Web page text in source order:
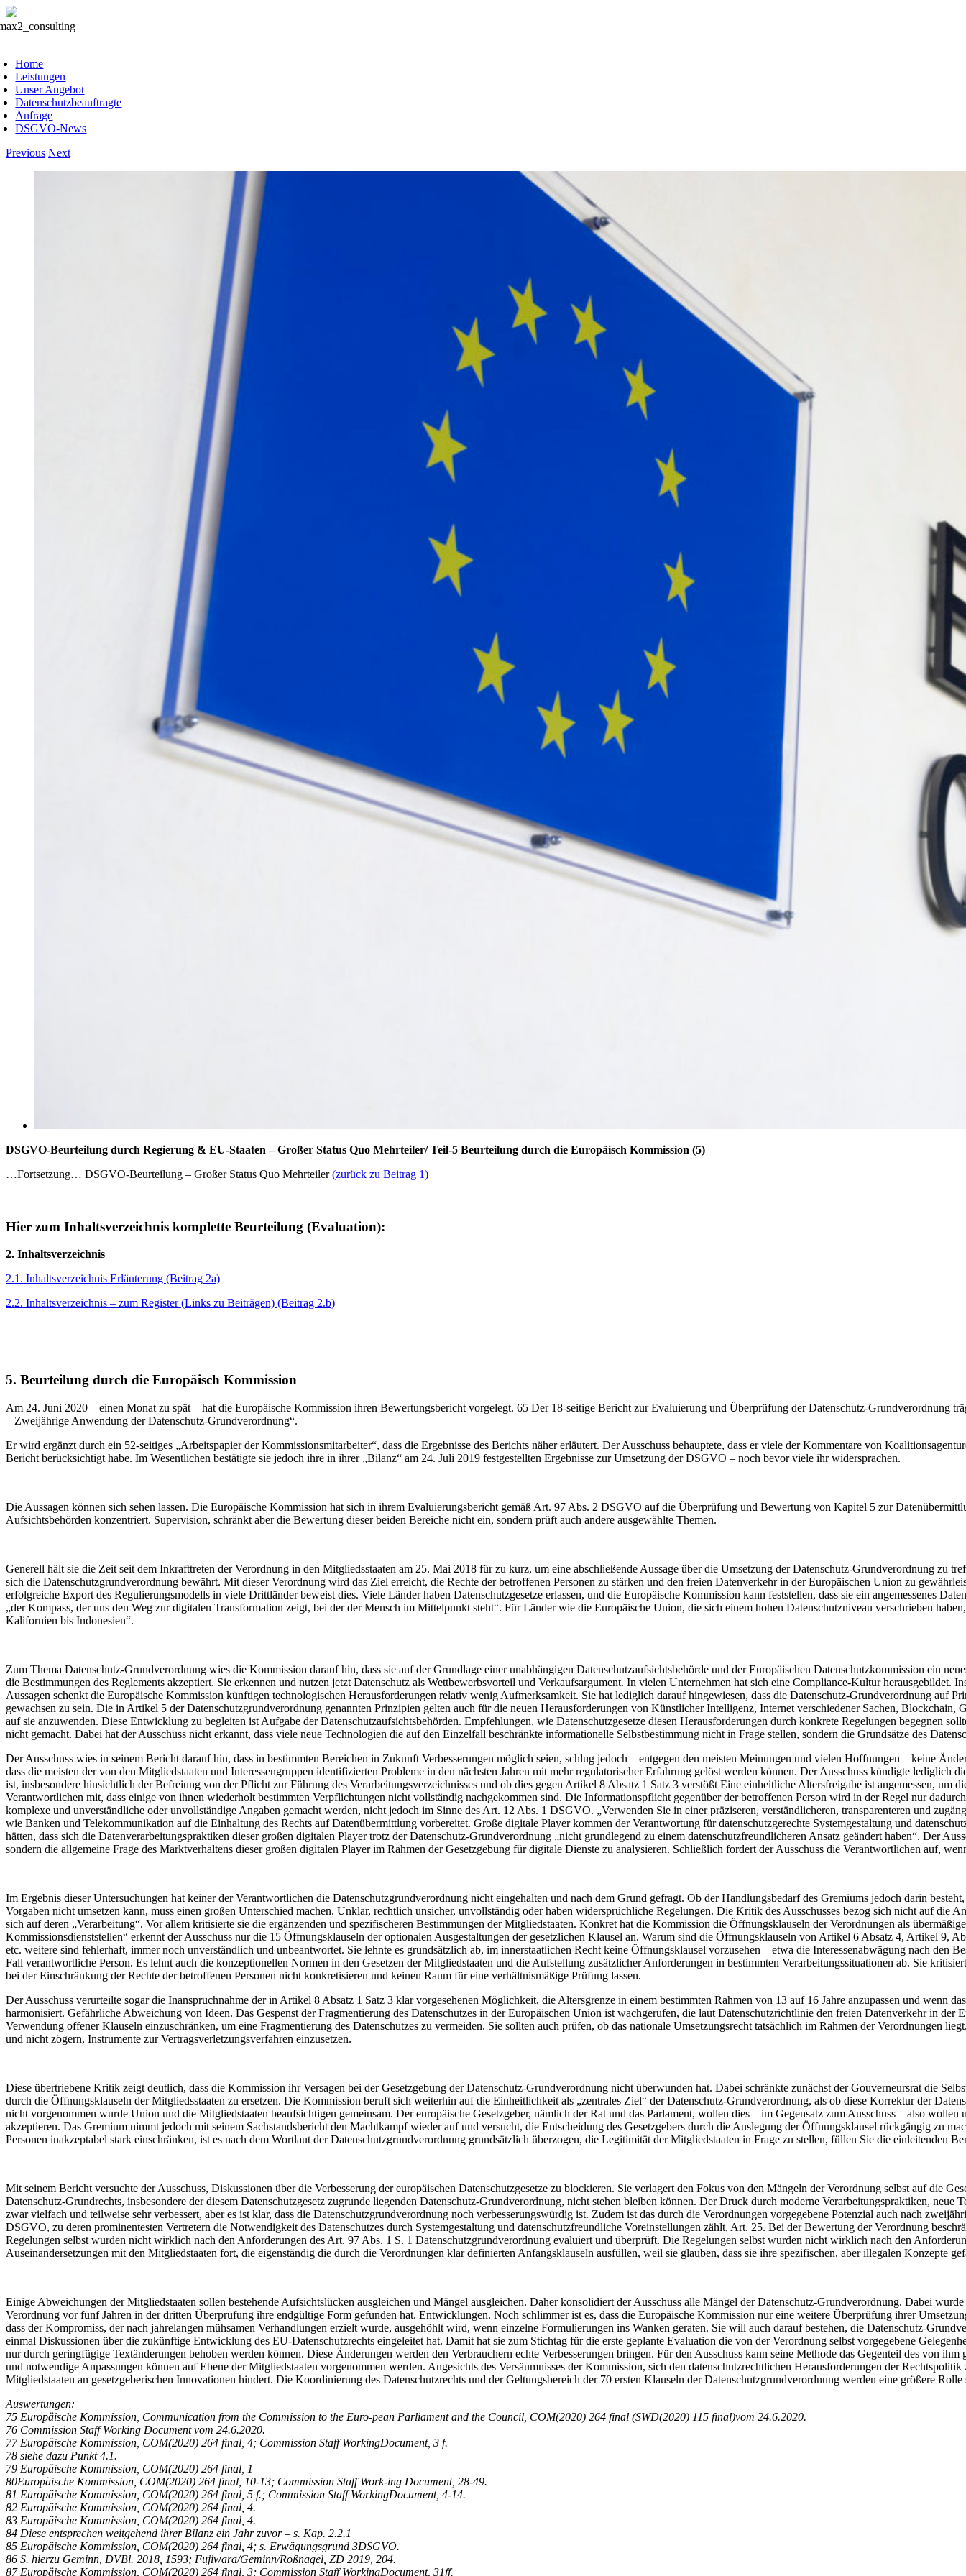
Skip
Home
Leistungen
Unser Angebot
Datenschutzbeauftragte
Anfrage
DSGVO-News
Previous Next
DSGVO-Beurteilung durch Regierung & EU-Staaten – Großer Status Quo Mehrteiler/ Teil-5 Beurteilung durch die Europäisch Kommission (5)
…Fortsetzung… DSGVO-Beurteilung – Großer Status Quo Mehrteiler(zurück zu Beitrag 1)
Hier zum Inhaltsverzeichnis komplette Beurteilung (Evaluation):
2. Inhaltsverzeichnis
2.1. Inhaltsverzeichnis Erläuterung (Beitrag 2a)
2.2. Inhaltsverzeichnis – zum Register (Links zu Beiträgen) (Beitrag 2.b)
5. Beurteilung durch die Europäisch Kommission
Am 24. Juni 2020 – einen Monat zu spät – hat die Europäische Kommission ihren Bewertungsbericht vorgelegt. 65 Der 18-seitige Bericht zur Evaluierung und Überprüfung der Datenschutz-Grundverordnung
– Zweijährige Anwendung der Datenschutz-Grundverordnung“.
Er wird ergänzt durch ein 52-seitiges „Arbeitspapier der Kommissionsmitarbeiter“, dass die Ergebnisse des Berichts näher erläutert. Der Ausschuss behauptete, dass er viele der Kommentare von
Bericht berücksichtigt habe. Im Wesentlichen bestätigte sie jedoch ihre in ihrer „Bilanz“ am 24. Juli 2019 festgestellten Ergebnisse zur Umsetzung der DSGVO – noch bevor viele ihr widersprachen.
Die Aussagen können sich sehen lassen. Die Europäische Kommission hat sich in ihrem Evaluierungsbericht gemäß Art. 97 Abs. 2 DSGVO auf die Überprüfung und Bewertung von Kapitel 5 zur
Aufsichtsbehörden konzentriert. Supervision, schränkt aber die Bewertung dieser beiden Bereiche nicht ein, sondern prüft auch andere ausgewählte Themen.
Generell hält sie die Zeit seit dem Inkrafttreten der Verordnung in den Mitgliedsstaaten am 25. Mai 2018 für zu kurz, um eine abschließende Aussage über die Umsetzung der Datenschutz-Grundverordnung zu
sich die Datenschutzgrundverordnung bewährt. Mit dieser Verordnung wird das Ziel erreicht, die Rechte der betroffenen Personen zu stärken und den freien Datenverkehr in der Europäischen Union zu
erfolgreiche Export des Regulierungsmodells in viele Drittländer beweist dies. Viele Länder haben Datenschutzgesetze erlassen, und die Europäische Kommission kann feststellen, dass sie ein angemessenes
„der Kompass, der uns den Weg zur digitalen Transformation zeigt, bei der der Mensch im Mittelpunkt steht“. Für Länder wie die Europäische Union, die sich einem hohen Datenschutzniveau verschrieben
Kalifornien bis Indonesien“.
Zum Thema Datenschutz-Grundverordnung wies die Kommission darauf hin, dass sie auf der Grundlage einer unabhängigen Datenschutzaufsichtsbehörde und der Europäischen Datenschutzkommission ein
die Bestimmungen des Reglements akzeptiert. Sie erkennen und nutzen jetzt Datenschutz als Wettbewerbsvorteil und Verkaufsargument. In vielen Unternehmen hat sich eine Compliance-Kultur
Aussagen schenkt die Europäische Kommission künftigen technologischen Herausforderungen relativ wenig Aufmerksamkeit. Sie hat lediglich darauf hingewiesen, dass die Datenschutz-Grundverordnung auf
gewachsen zu sein. Die in Artikel 5 der Datenschutzgrundverordnung genannten Prinzipien gelten auch für die neuen Herausforderungen von Künstlicher Intelligenz, Internet verschiedener Sachen,
auf sie anzuwenden. Diese Entwicklung zu begleiten ist Aufgabe der Datenschutzaufsichtsbehörden. Empfehlungen, wie Datenschutzgesetze diesen Herausforderungen durch konkrete Regelungen begegnen
nicht gemacht. Dabei hat der Ausschuss nicht erkannt, dass viele neue Technologien die auf den Einzelfall beschränkte informationelle Selbstbestimmung nicht in Frage stellen, sondern die Grundsätze des
Der Ausschuss wies in seinem Bericht darauf hin, dass in bestimmten Bereichen in Zukunft Verbesserungen möglich seien, schlug jedoch – entgegen den meisten Meinungen und vielen Hoffnungen – keine
dass die meisten der von den Mitgliedstaaten und Interessengruppen identifizierten Probleme in den nächsten Jahren mit mehr regulatorischer Erfahrung gelöst werden können. Der Ausschuss kündigte
ist, insbesondere hinsichtlich der Befreiung von der Pflicht zur Führung des Verarbeitungsverzeichnisses und ob dies gegen Artikel 8 Absatz 1 Satz 3 verstößt Eine einheitliche Altersfreigabe ist angemessen,
Verantwortlichen mit, dass einige von ihnen wiederholt bestimmten Verpflichtungen nicht vollständig nachgekommen sind. Die Informationspflicht gegenüber der betroffenen Person wird in der Regel nur
komplexe und unverständliche oder unvollständige Angaben gemacht werden, nicht jedoch im Sinne des Art. 12 Abs. 1 DSGVO. „Verwenden Sie in einer präziseren, verständlicheren, transparenteren und
wie Banken und Telekommunikation auf die Einhaltung des Rechts auf Datenübermittlung vorbereitet. Große digitale Player kommen der Verantwortung für datenschutzgerechte Systemgestaltung und
hätten, dass sich die Datenverarbeitungspraktiken dieser großen digitalen Player trotz der Datenschutz-Grundverordnung „nicht grundlegend zu einem datenschutzfreundlicheren Ansatz geändert haben“. Der
sondern die allgemeine Frage des Marktverhaltens dieser großen digitalen Player im Rahmen der Gesetzgebung für digitale Dienste zu analysieren. Schließlich fordert der Ausschuss die Verantwortlichen auf,
Im Ergebnis dieser Untersuchungen hat keiner der Verantwortlichen die Datenschutzgrundverordnung nicht eingehalten und nach dem Grund gefragt. Ob der Handlungsbedarf des Gremiums jedoch darin
Vorgaben nicht umsetzen kann, muss einen großen Unterschied machen. Unklar, rechtlich unsicher, unvollständig oder haben widersprüchliche Regelungen. Die Kritik des Ausschusses bezog sich nicht auf die
sich auf deren „Verarbeitung“. Vor allem kritisierte sie die ergänzenden und spezifischeren Bestimmungen der Mitgliedstaaten. Konkret hat die Kommission die Öffnungsklauseln der Verordnungen als
Kommissionsdienststellen“ erkennt der Ausschuss nur die 15 Öffnungsklauseln der optionalen Ausgestaltungen der gesetzlichen Klausel an. Warum sind die Öffnungsklauseln von Artikel 6 Absatz 4, Artikel
etc. weitere sind fehlerhaft, immer noch unverständlich und unbeantwortet. Sie lehnte es grundsätzlich ab, im innerstaatlichen Recht keine Öffnungsklausel vorzusehen – etwa die Interessenabwägung nach den
Fall verantwortliche Person. Es lehnt auch die konzeptionellen Normen in den Gesetzen der Mitgliedstaaten und die Aufstellung zusätzlicher Anforderungen in bestimmten Verarbeitungssituationen ab. Sie
bei der Einschränkung der Rechte der betroffenen Personen nicht konkretisieren und keinen Raum für eine verhältnismäßige Prüfung lassen.
Der Ausschuss verurteilte sogar die Inanspruchnahme der in Artikel 8 Absatz 1 Satz 3 klar vorgesehenen Möglichkeit, die Altersgrenze in einem bestimmten Rahmen von 13 auf 16 Jahre anzupassen und wenn
harmonisiert. Gefährliche Abweichung von Ideen. Das Gespenst der Fragmentierung des Datenschutzes in der Europäischen Union ist wachgerufen, die laut Datenschutzrichtlinie den freien Datenverkehr in
Verwendung offener Klauseln einzuschränken, um eine Fragmentierung des Datenschutzes zu vermeiden. Sie sollten auch prüfen, ob das nationale Umsetzungsrecht tatsächlich im Rahmen der Verordnungen
und nicht zögern, Instrumente zur Vertragsverletzungsverfahren einzusetzen.
Diese übertriebene Kritik zeigt deutlich, dass die Kommission ihr Versagen bei der Gesetzgebung der Datenschutz-Grundverordnung nicht überwunden hat. Dabei schränkte zunächst der Gouverneursrat die
durch die Öffnungsklauseln der Mitgliedsstaaten zu ersetzen. Die Kommission beruft sich weiterhin auf die Einheitlichkeit als „zentrales Ziel“ der Datenschutz-Grundverordnung, als ob diese Korrektur der
nicht vorgenommen wurde Union und die Mitgliedstaaten beaufsichtigen gemeinsam. Der europäische Gesetzgeber, nämlich der Rat und das Parlament, wollen dies – im Gegensatz zum Ausschuss – also
akzeptieren. Das Gremium nimmt jedoch mit seinem Sachstandsbericht den Machtkampf wieder auf und versucht, die Entscheidung des Gesetzgebers durch die Auslegung der Öffnungsklausel rückgängig zu
Personen inakzeptabel stark einschränken, ist es nach dem Wortlaut der Datenschutzgrundverordnung grundsätzlich überzogen, die Legitimität der Mitgliedstaaten in Frage zu stellen, füllen Sie die einleitenden
Mit seinem Bericht versuchte der Ausschuss, Diskussionen über die Verbesserung der europäischen Datenschutzgesetze zu blockieren. Sie verlagert den Fokus von den Mängeln der Verordnung selbst auf die
Datenschutz-Grundrechts, insbesondere der diesem Datenschutzgesetz zugrunde liegenden Datenschutz-Grundverordnung, nicht stehen bleiben können. Der Druck durch moderne Verarbeitungspraktiken,
zwar vielfach und teilweise sehr verbessert, aber es ist klar, dass die Datenschutzgrundverordnung noch verbesserungswürdig ist. Zudem ist das durch die Verordnungen vorgegebene Potenzial auch nach
DSGVO, zu deren prominentesten Vertretern die Notwendigkeit des Datenschutzes durch Systemgestaltung und datenschutzfreundliche Voreinstellungen zählt, Art. 25. Bei der Bewertung der Verordnung
Regelungen selbst wurden nicht wirklich nach den Anforderungen des Art. 97 Abs. 1 S. 1 Datenschutzgrundverordnung evaluiert und überprüft. Die Regelungen selbst wurden nicht wirklich nach den
Auseinandersetzungen mit den Mitgliedstaaten fort, die eigenständig die durch die Verordnungen klar definierten Anfangsklauseln ausfüllen, weil sie glauben, dass sie ihre spezifischen, aber illegalen Konzepte
Einige Abweichungen der Mitgliedstaaten sollen bestehende Aufsichtslücken ausgleichen und Mängel ausgleichen. Daher konsolidiert der Ausschuss alle Mängel der Datenschutz-Grundverordnung. Dabei
Verordnung vor fünf Jahren in der dritten Überprüfung ihre endgültige Form gefunden hat. Entwicklungen. Noch schlimmer ist es, dass die Europäische Kommission nur eine weitere Überprüfung ihrer
dass der Kompromiss, der nach jahrelangen mühsamen Verhandlungen erzielt wurde, ausgehöhlt wird, wenn einzelne Formulierungen ins Wanken geraten. Sie will auch darauf bestehen, die Datenschutz-
einmal Diskussionen über die zukünftige Entwicklung des EU-Datenschutzrechts eingeleitet hat. Damit hat sie zum Stichtag für die erste geplante Evaluation die von der Verordnung selbst vorgegebene
nur durch geringfügige Textänderungen behoben werden können. Diese Änderungen werden den Verbrauchern echte Verbesserungen bringen. Für den Ausschuss kann seine Methode das Gegenteil des von
und notwendige Anpassungen können auf Ebene der Mitgliedstaaten vorgenommen werden. Angesichts des Versäumnisses der Kommission, sich den datenschutzrechtlichen Herausforderungen der
Mitgliedstaaten an gesetzgeberischen Innovationen hindert. Die Koordinierung des Datenschutzrechts und der Geltungsbereich der 70 ersten Klauseln der Datenschutzgrundverordnung werden eine größere
Auswertungen:
75 Europäische Kommission, Communication from the Commission to the Euro-pean Parliament and the Council, COM(2020) 264 final (SWD(2020) 115 final)vom 24.6.2020.
76 Commission Staff Working Document vom 24.6.2020.
77 Europäische Kommission, COM(2020) 264 final, 4; Commission Staff WorkingDocument, 3 f.
78 siehe dazu Punkt 4.1.
79 Europäische Kommission, COM(2020) 264 final, 1
80Europäische Kommission, COM(2020) 264 final, 10-13; Commission Staff Work-ing Document, 28-49.
81 Europäische Kommission, COM(2020) 264 final, 5 f.; Commission Staff WorkingDocument, 4-14.
82 Europäische Kommission, COM(2020) 264 final, 4.
83 Europäische Kommission, COM(2020) 264 final, 4.
84 Diese entsprechen weitgehend ihrer Bilanz ein Jahr zuvor – s. Kap. 2.2.1
85 Europäische Kommission, COM(2020) 264 final, 4; s. Erwägungsgrund 3DSGVO.
86 S. hierzu Geminn, DVBl. 2018, 1593; Fujiwara/Geminn/Roßnagel, ZD 2019, 204.
87 Europäische Kommission, COM(2020) 264 final, 3; Commission Staff WorkingDocument, 31ff.